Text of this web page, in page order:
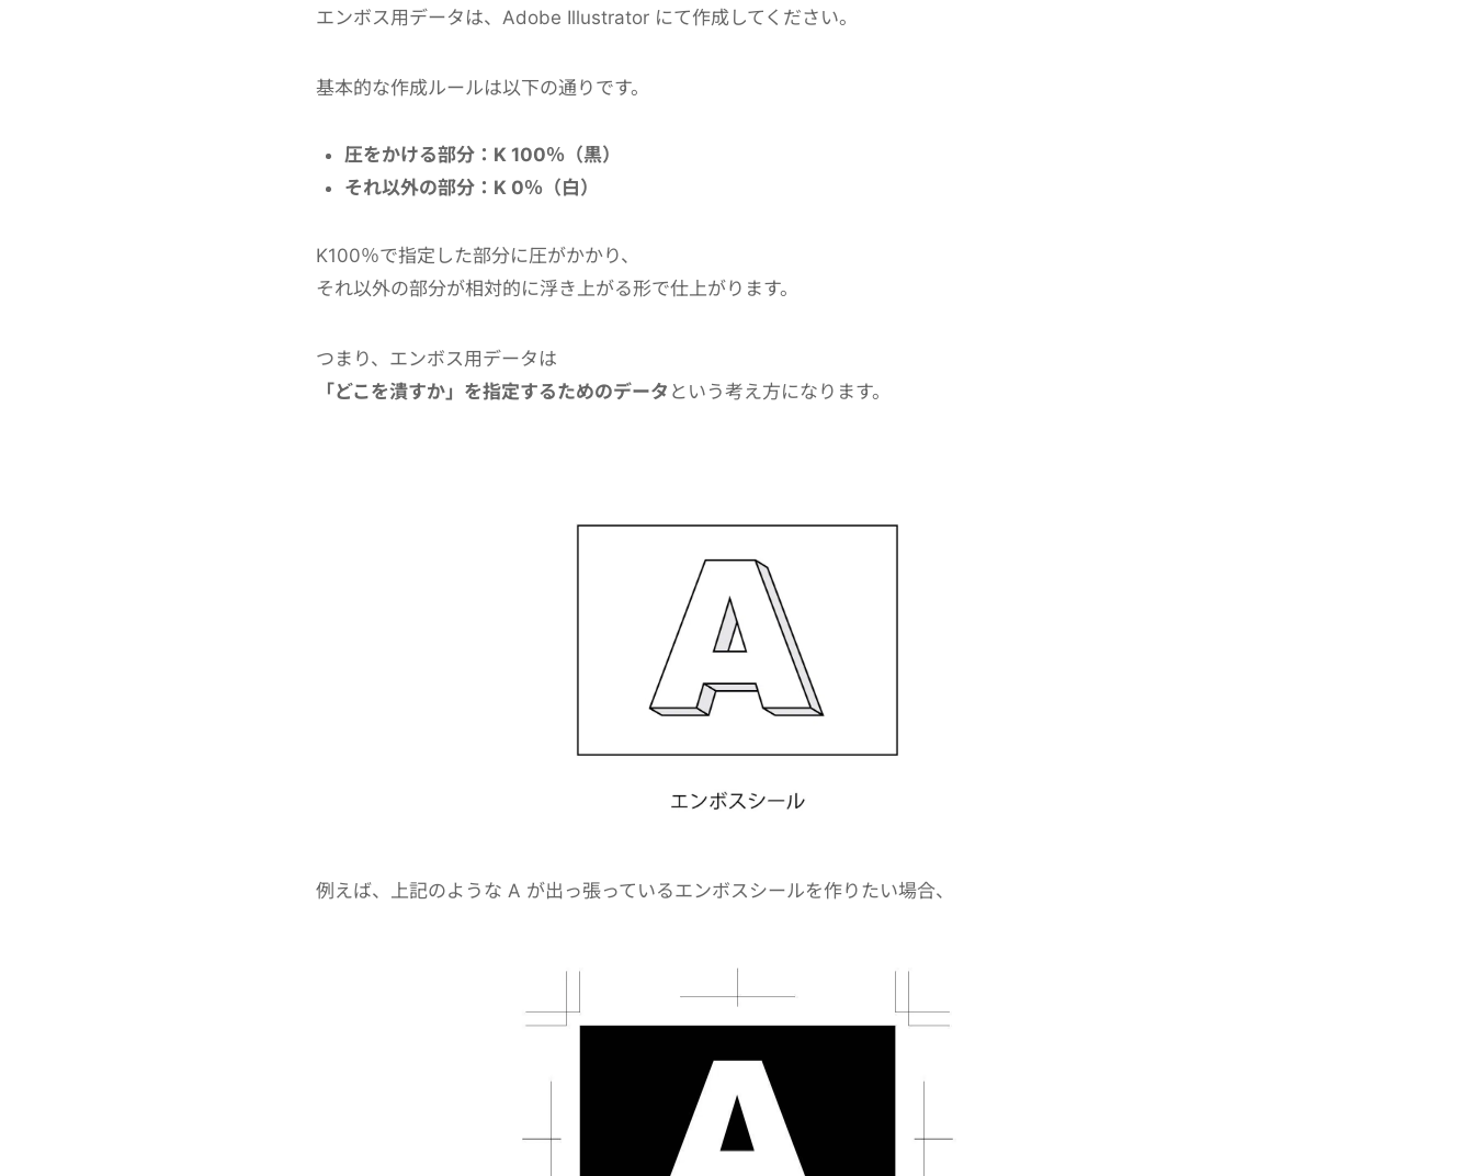
エンボス用データは、Adobe Illustrator にて作成してください。
基本的な作成ルールは以下の通りです。
圧をかける部分：K 100％（黒）
それ以外の部分：K 0％（白）
K100％で指定した部分に圧がかかり、
それ以外の部分が相対的に浮き上がる形で仕上がります。
つまり、エンボス用データは
「どこを潰すか」を指定するためのデータ という考え方になります。
例えば、上記のような A が出っ張っているエンボスシールを作りたい場合、